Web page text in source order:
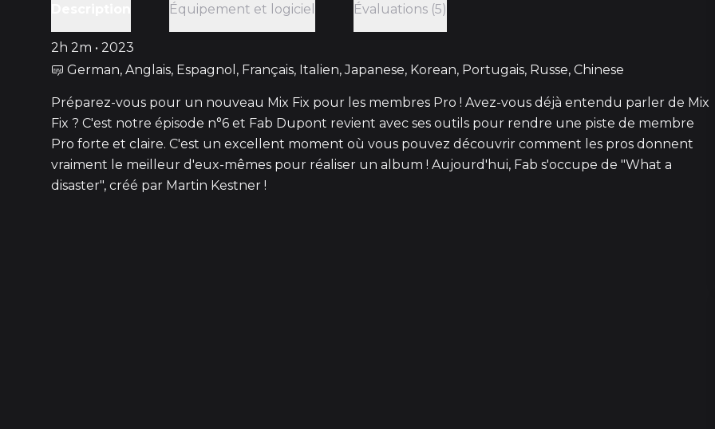
Équipement et logiciel Évaluations (5)
2h 2m • 2023
German, Anglais, Espagnol, Français, Italien, Japanese, Korean, Portugais, Russe, Chinese
Préparez-vous pour un nouveau Mix Fix pour les membres Pro ! Avez-vous déjà entendu parler de Mix
Fix ? C'est notre épisode n°6 et Fab Dupont revient avec ses outils pour rendre une piste de membre
Pro forte et claire. C'est un excellent moment où vous pouvez découvrir comment les pros donnent
vraiment le meilleur d'eux-mêmes pour réaliser un album ! Aujourd'hui, Fab s'occupe de "What a
disaster", créé par Martin Kestner !